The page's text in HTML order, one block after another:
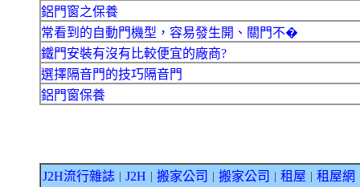
鋁門窗之保養
常看到的自動門機型，容易發生開、關門不�
鐵門安裝有沒有比較便宜的廠商?
選擇隔音門的技巧隔音門
鋁門窗保養
J2H流行雜誌 J2H 搬家公司 搬家公司 租屋 租屋網